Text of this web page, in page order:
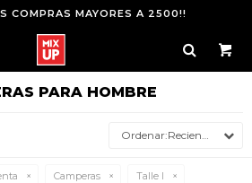
COMPRAS MAYORES A 2500!!
PARA HOMBRE
Recientes
Camperas Talle l